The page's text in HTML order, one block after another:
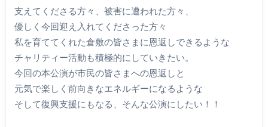
支えてくださる方々、被害に遭われた方々、
優しく今回迎え入れてくださった方々
私を育ててくれた倉敷の皆さまに恩返しできるような
チャリティー活動も積極的にしていきたい。
今回の本公演が市民の皆さまへの恩返しと
元気で楽しく前向きなエネルギーになるような
そして復興支援にもなる、そんな公演にしたい！！